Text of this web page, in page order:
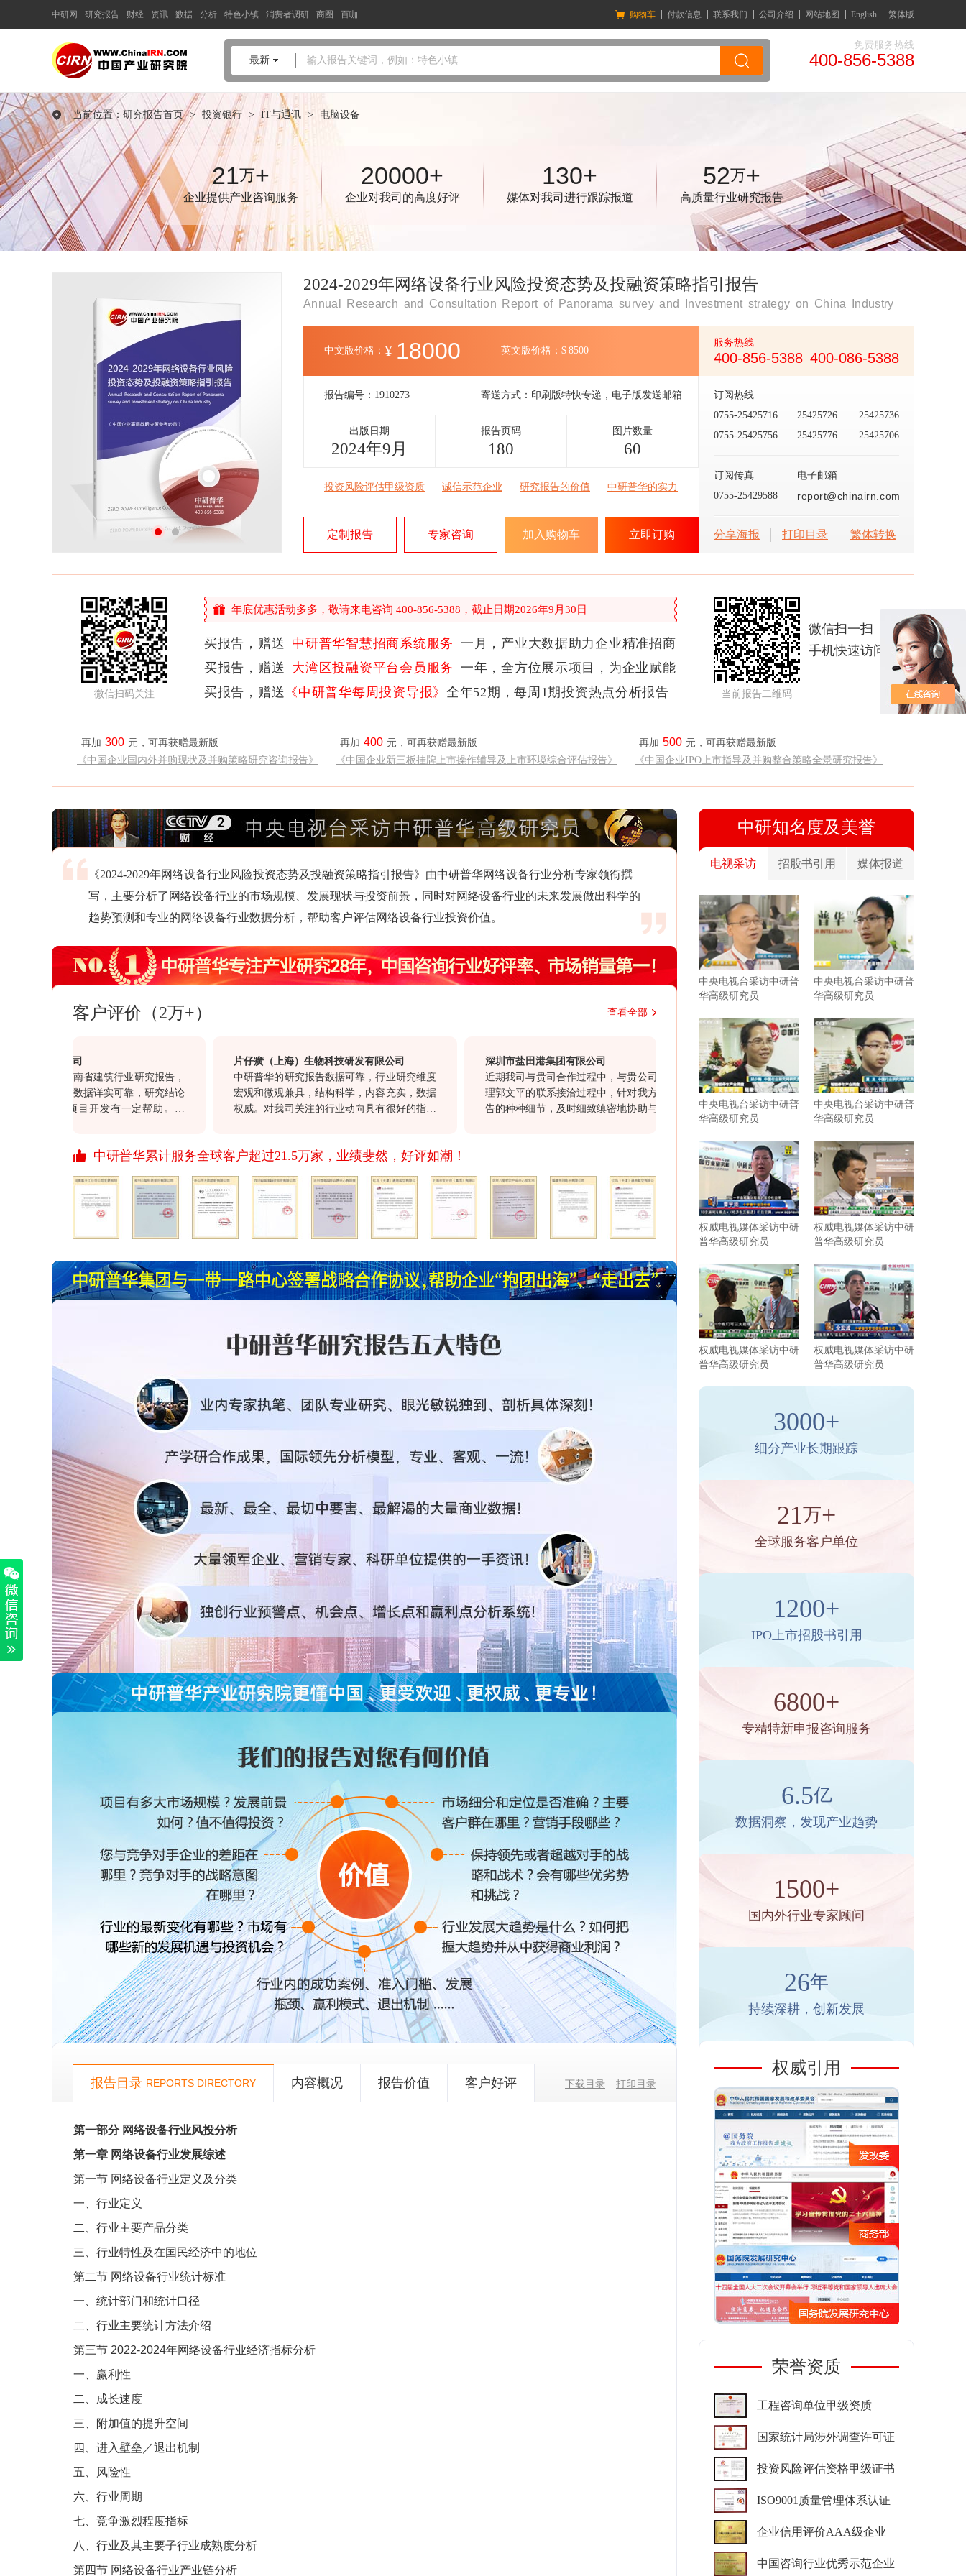
中研网 研究报告 财经 资讯 数据 分析 特色小镇 消费者调研 商圈 百咖 购物车 付款信息 联系我们 公司介绍 网站地图 English 繁体版
输入报告关键词，例如：特色小镇
最新
免费服务热线
400-856-5388
当前位置： 研究报告首页 > 投资银行 > IT与通讯 > 电脑设备
21万+
企业提供产业咨询服务
20000+
企业对我司的高度好评
130+
媒体对我司进行跟踪报道
52万+
高质量行业研究报告
2024-2029年网络设备行业风险投资态势及投融资策略指引报告
Annual Research and Consultation Report of Panorama survey and Investment strategy on China Industry
中文版价格： ¥ 18000 英文版价格： $ 8500
报告编号： 1910273 寄送方式： 印刷版特快专递，电子版发送邮箱
出版日期
2024年9月
报告页码
180
图片数量
60
投资风险评估甲级资质 诚信示范企业 研究报告的价值 中研普华的实力
定制报告 专家咨询 加入购物车 立即订购
服务热线
400-856-5388 400-086-5388
订阅热线
0755-25425716
25425726
25425736
0755-25425756
25425776 25425706
订阅传真
0755-25429588
电子邮箱
report@chinairn.com
分享海报 打印目录 繁体转换
微信扫码关注
年底优惠活动多多，敬请来电咨询 400-856-5388，截止日期2026年9月30日
买报告，赠送 中研普华智慧招商系统服务 一月，产业大数据助力企业精准招商
买报告，赠送
大湾区投融资平台会员服务 一年，全方位展示项目，为企业赋能
买报告，赠送 《中研普华每周投资导报》 全年52期，每周1期投资热点分析报告
再加 300 元，可再获赠最新版
《中国企业国内外并购现状及并购策略研究咨询报告》
再加 400 元，可再获赠最新版
《中国企业新三板挂牌上市操作辅导及上市环境综合评估报告》
再加 500 元，可再获赠最新版
《中国企业IPO上市指导及并购整合策略全景研究报告》
当前报告二维码
微信扫一扫
手机快速访问
《2024-2029年网络设备行业风险投资态势及投融资策略指引报告》由中研普华网络设备行业分析专家领衔撰
写，主要分析了网络设备行业的市场规模、发展现状与投资前景，同时对网络设备行业的未来发展做出科学的
趋势预测和专业的网络设备行业数据分析，帮助客户评估网络设备行业投资价值。
客户评价（2万+） 查看全部
购买的海南省建筑行业研究报告，
观全面，数据详实可靠，研究结论
于我司的项目开发有一定帮助。另
片仔癀（上海）生物科技研发有限公司
中研普华的研究报告数据可靠，行业研究维度
宏观和微观兼具，结构科学，内容充实，数据
权威。对我司关注的行业动向具有很好的指导
行业报告质量均满意，祝愿贵司继续以前沿的
开拓更多、更丰富的资讯产品，与我们共同发
展、进步！
深圳市盐田港集团有限公司
近期我司与贵司合作过程中，与贵公司客户经
理郭文平的联系接洽过程中，针对我方合作报
告的种种细节，及时细致缜密地协助与各部门
韩国大韩贸易投资振兴公社上海代表处
近几年，与中研普华持续不断地进行着行业研
究的紧密合作。贵司研究报告结构紧凑，内容
充实，数据参考力度强，为我司企业发展和战
略规划带来了实际性的帮助。相信有很多企业
需要你们这样的行业分析公司协助和支持。尤
其是贵司对于客户报告需求的延伸服务，为我
司提供了更多有针对性、宝贵的行业研判。希
望在以后的发展过程中继续保持紧密合作与共
同进步。
中研普华累计服务全球客户超过21.5万家，业绩斐然，好评如潮！
报告目录 REPORTS DIRECTORY 内容概况 报告价值 客户好评 下载目录 打印目录
第一部分 网络设备行业风投分析
第一章 网络设备行业发展综述
第一节 网络设备行业定义及分类
一、行业定义
二、行业主要产品分类
三、行业特性及在国民经济中的地位
第二节 网络设备行业统计标准
一、统计部门和统计口径
二、行业主要统计方法介绍
第三节 2022-2024年网络设备行业经济指标分析
一、赢利性
二、成长速度
三、附加值的提升空间
四、进入壁垒／退出机制
五、风险性
六、行业周期
七、竞争激烈程度指标
八、行业及其主要子行业成熟度分析
第四节 网络设备行业产业链分析
中研知名度及美誉
电视采访 招股书引用 媒体报道
中央电视台采访中研普
华高级研究员
中央电视台采访中研普
华高级研究员
中央电视台采访中研普
华高级研究员
中央电视台采访中研普
华高级研究员
权威电视媒体采访中研
普华高级研究员
权威电视媒体采访中研
普华高级研究员
权威电视媒体采访中研
普华高级研究员
权威电视媒体采访中研
普华高级研究员
3000+
细分产业长期跟踪
21万+
全球服务客户单位
1200+
IPO上市招股书引用
6800+
专精特新申报咨询服务
6.5亿
数据洞察，发现产业趋势
1500+
国内外行业专家顾问
26年
持续深耕，创新发展
权威引用
荣誉资质
工程咨询单位甲级资质
国家统计局涉外调查许可证
投资风险评估资格甲级证书
ISO9001质量管理体系认证
企业信用评价AAA级企业
中国咨询行业优秀示范企业
中国产业咨询领导者
网络设备行业风
险投资态势及投融资策略指引
报告
品质保障，一年免费更新维护
报告编号：1910273
出版日期：2024年9月
《2024-2029年网络设备行业风险投资态势及投融资策略指引报
告》由中研普华网络设备行业分析专家领衔撰写，主要分析了网
络设备行业的市场规模、发展现状与投资前景，同时对网络设备
26年研究经验，深度洞察行业驱动力
多元化、高学历的实战型精英团队
微信扫一扫，立即订购报告